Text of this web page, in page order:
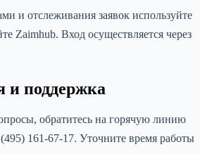
и отслеживания заявок используйте
Zaimhub. Вход осуществляется через
и поддержка
обратитесь на горячую линию
161-67-17. Уточните время работы